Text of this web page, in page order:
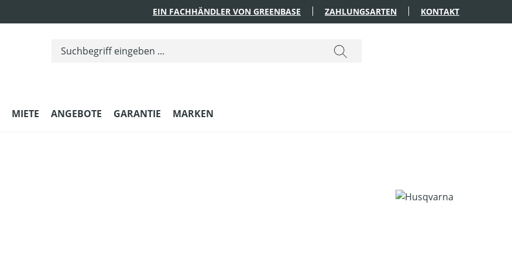
EIN FACHHÄNDLER VON GREENBASE ZAHLUNGSARTEN KONTAKT
MIETE ANGEBOTE GARANTIE MARKEN